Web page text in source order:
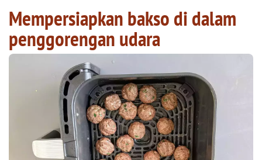
Mempersiapkan bakso di dalam
penggorengan udara